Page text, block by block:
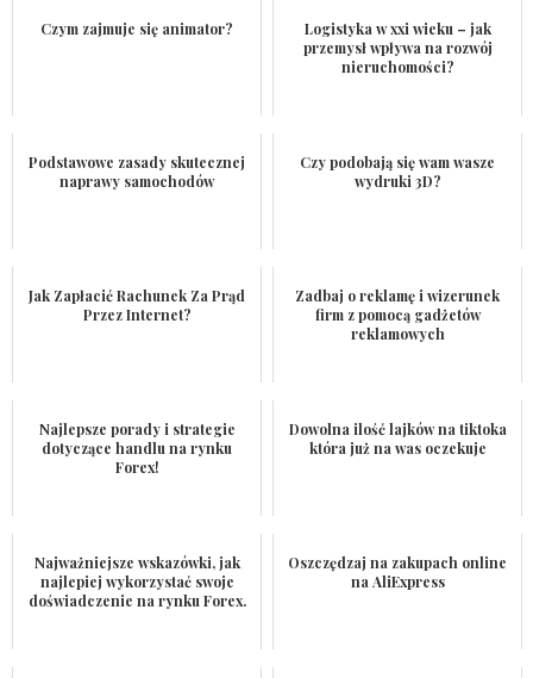
Czym zajmuje się animator?
Logistyka w xxi wieku – jak
przemysł wpływa na rozwój
nieruchomości?
Podstawowe zasady skutecznej
naprawy samochodów
Czy podobają się wam wasze
wydruki 3D?
Jak Zapłacić Rachunek Za Prąd
Przez Internet?
Zadbaj o reklamę i wizerunek
firm z pomocą gadżetów
reklamowych
Najlepsze porady i strategie
dotyczące handlu na rynku
Forex!
Dowolna ilość lajków na tiktoka
która już na was oczekuje
Najważniejsze wskazówki, jak
najlepiej wykorzystać swoje
doświadczenie na rynku Forex.
Oszczędzaj na zakupach online
na AliExpress